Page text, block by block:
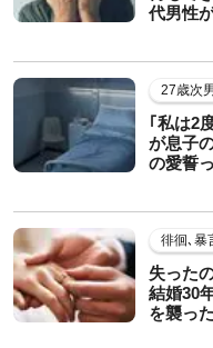
代男性
27歳次
｢私は2
が息子
の愛誓
徘徊､暴
失った
結婚30
を襲っ